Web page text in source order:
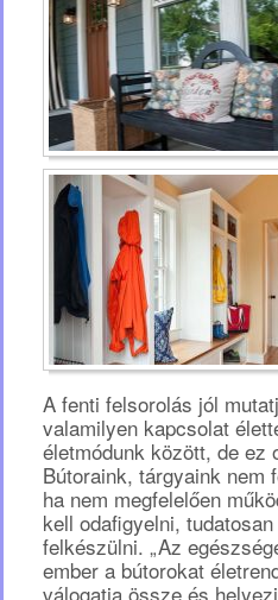
A fenti felsorolás jól
valamilyen kapcsolat
életmódunk között, de ez
Bútoraink, tárgyaink nem
ha nem megfelelően
kell odafigyelni,
felkészülni. „Az
ember a bútorokat
válogatja össze és